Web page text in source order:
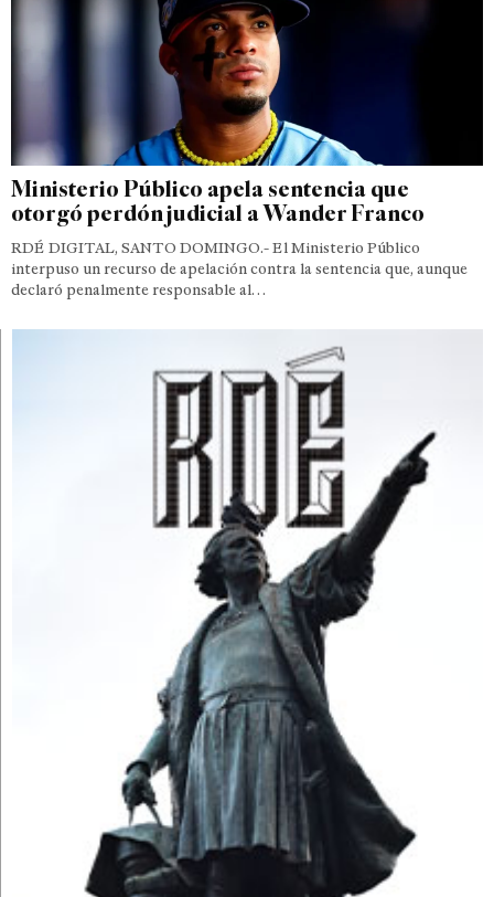
Ministerio Público apela sentencia que
otorgó perdón judicial a Wander Franco
RDÉ DIGITAL, SANTO DOMINGO.- El Ministerio Público
interpuso un recurso de apelación contra la sentencia que, aunque
declaró penalmente responsable al…